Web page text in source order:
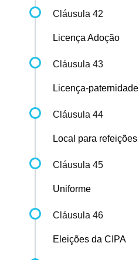
Cláusula 42
Licença Adoção
Cláusula 43
Licença-paternidade
Cláusula 44
Local para refeições
Cláusula 45
Uniforme
Cláusula 46
Eleições da CIPA